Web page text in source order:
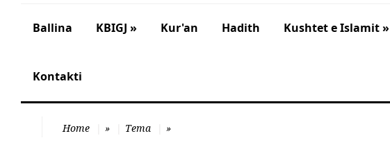
Ballina KBIGJ » Kur'an Hadith Kushtet e Islamit »
Kontakti
Home » Tema »